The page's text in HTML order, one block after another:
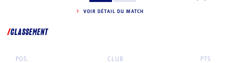
VOIR DÉTAIL DU MATCH
CLASSEMENT
POS. CLUB PTS